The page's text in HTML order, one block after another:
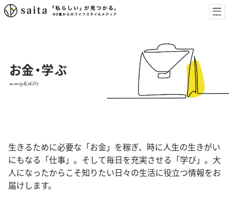
お金・学ぶ
money&skills
生きるために必要な「お金」を稼ぎ、時に人生の生きがい
にもなる「仕事」。そして毎日を充実させる「学び」。大
人になったからこそ知りたい日々の生活に役立つ情報をお
届けします。